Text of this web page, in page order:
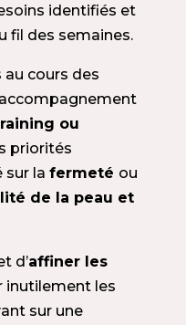
identifiés et
fil des semaines.
au cours des
ou
priorités
sur la fermeté ou
de la peau et
d’affiner les
inutilement les
sur une